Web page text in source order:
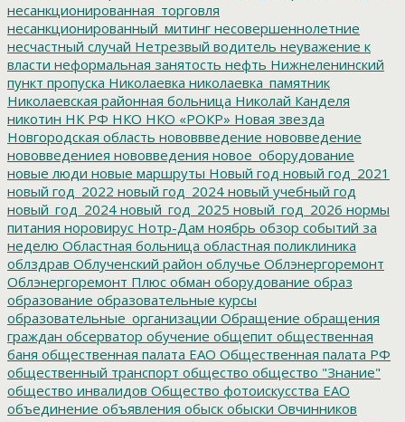
несанкционированная_торговля
несанкционированный_митинг несовершеннолетние
несчастный случай Нетрезвый водитель неуважение к
власти неформальная занятость нефть Нижнеленинский
пункт пропуска Николаевка николаевка_памятник
Николаевская районная больница Николай Канделя
никотин НК РФ НКО НКО «РОКР» Новая звезда
Новгородская область нововвведение нововведение
нововведениея нововведения новое_оборудование
новые люди новые маршруты Новый год новый год_2021
новый год_2022 новый год_2024 новый учебный год
новый_год_2024 новый_год_2025 новый_год_2026 нормы
питания норовирус Нотр-Дам ноябрь обзор событий за
неделю Областная больница областная поликлиника
облздрав Облученский район облучье Облэнергоремонт
Облэнергоремонт Плюс обман оборудование образ
образование образовательные курсы
образовательные_организации Обращение обращения
граждан обсерватор обучение общепит общественная
баня общественная палата ЕАО Общественная палата РФ
общественный транспорт общество общество "Знание"
общество инвалидов Общество фотоискусства ЕАО
объединение объявления обыск обыски Овчинников